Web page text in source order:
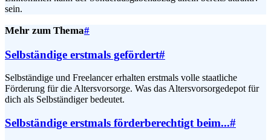
sein.
Mehr zum Thema#
Selbständige erstmals gefördert#
Selbständige und Freelancer erhalten erstmals volle staatliche
Förderung für die Altersvorsorge. Was das Altersvorsorgedepot für
dich als Selbständiger bedeutet.
Selbständige erstmals förderberechtigt beim...#